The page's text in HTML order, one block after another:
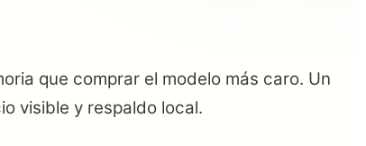
que comprar el modelo más caro. Un
visible y respaldo local.